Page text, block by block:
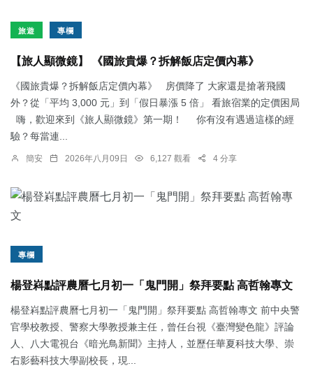
旅遊 專欄
【旅人顯微鏡】 《國旅貴爆？拆解飯店定價內幕》
《國旅貴爆？拆解飯店定價內幕》 房價降了 大家還是搶著飛國
外？從「平均 3,000 元」到「假日暴漲 5 倍」 看旅宿業的定價困局
嗨，歡迎來到《旅人顯微鏡》第一期！ 你有沒有遇過這樣的經
驗？每當連...
簡安 2026年八月09日 6,127 觀看 4 分享
專欄
楊登嵙點評農曆七月初一「鬼門開」祭拜要點 高哲翰專文
楊登嵙點評農曆七月初一「鬼門開」祭拜要點 高哲翰專文 前中央警
官學校教授、警察大學教授兼主任，曾任台視《臺灣變色龍》評論
人、八大電視台《暗光鳥新聞》主持人，並歷任華夏科技大學、崇
右影藝科技大學副校長，現...